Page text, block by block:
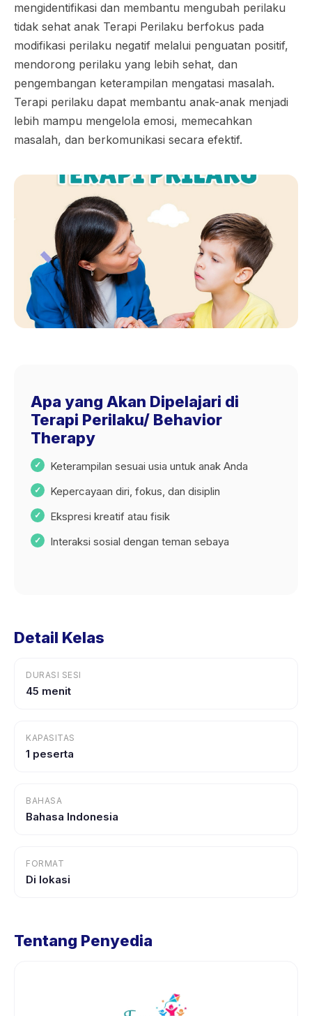
mengidentifikasi dan membantu mengubah perilaku
tidak sehat anak Terapi Perilaku berfokus pada
modifikasi perilaku negatif melalui penguatan positif,
mendorong perilaku yang lebih sehat, dan
pengembangan keterampilan mengatasi masalah.
Terapi perilaku dapat membantu anak-anak menjadi
lebih mampu mengelola emosi, memecahkan
masalah, dan berkomunikasi secara efektif.
Apa yang Akan Dipelajari di
Terapi Perilaku/ Behavior
Therapy
Keterampilan sesuai usia untuk anak Anda
Kepercayaan diri, fokus, dan disiplin
Ekspresi kreatif atau fisik
Interaksi sosial dengan teman sebaya
Detail Kelas
DURASI SESI
45 menit
KAPASITAS
1 peserta
BAHASA
Bahasa Indonesia
FORMAT
Di lokasi
Tentang Penyedia